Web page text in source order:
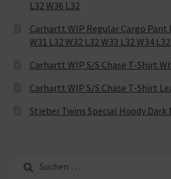
L32 W36 L32
Carhartt WIP Regular Cargo Pant
W31 L32 W32 L32 W33 L32 W34
Carhartt WIP S/S Chase T-Shirt
Carhartt WIP S/S Chase T-Shirt
Stieber Twins Special Hoody Dark
Suche
nach: